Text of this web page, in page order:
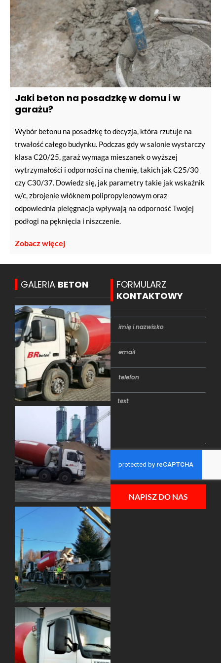
Jaki beton na posadzkę w domu i w
garażu?
Wybór betonu na posadzkę to decyzja, która rzutuje na
trwałość całego budynku. Podczas gdy w salonie wystarczy
klasa C20/25, garaż wymaga mieszanek o wyższej
wytrzymałości i odporności na chemię, takich jak C25/30
czy C30/37. Dowiedz się, jak parametry takie jak wskaźnik
w/c, zbrojenie włóknem polipropylenowym oraz
odpowiednia pielęgnacja wpływają na odporność Twojej
podłogi na pęknięcia i niszczenie.
Zobacz więcej
GALERIA BETON
FORMULARZ
KONTAKTOWY
NAPISZ DO NAS